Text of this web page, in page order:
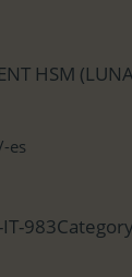
HSM
es
983